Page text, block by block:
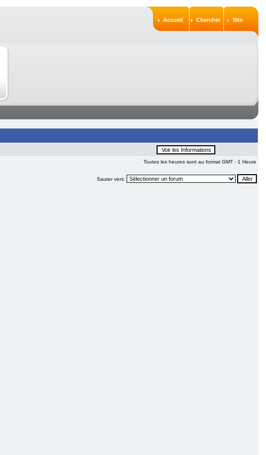
Accueil Chercher Site
Toutes les heures sont au format GMT - 1 Heure
Sauter vers: